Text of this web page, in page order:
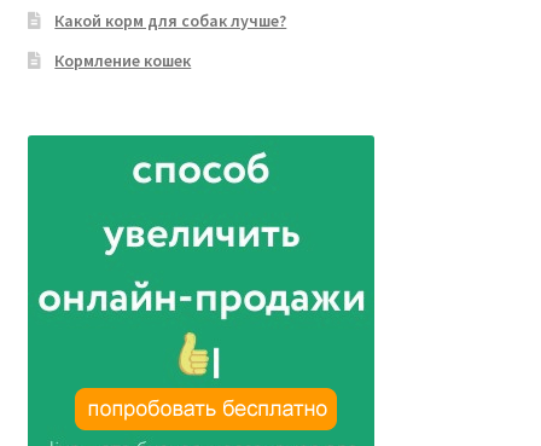
Какой корм для собак лучше?
Кормление кошек